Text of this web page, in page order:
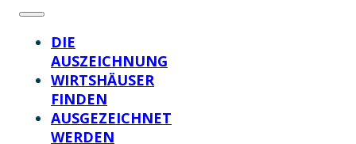
DIE
AUSZEICHNUNG
WIRTSHÄUSER
FINDEN
AUSGEZEICHNET
WERDEN